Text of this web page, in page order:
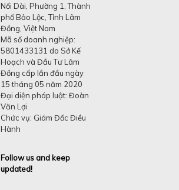
Nối Dài, Phường 1, Thành
phố Bảo Lộc, Tỉnh Lâm
Đồng, Việt Nam
Mã số doanh nghiệp:
5801433131 do Sở Kế
Hoạch và Đầu Tư Lâm
Đồng cấp lần đầu ngày
15 tháng 05 năm 2020
Đại diện pháp luật: Đoàn
Văn Lợi
Chức vụ: Giám Đốc Điều
Hành
Follow us and keep
updated!